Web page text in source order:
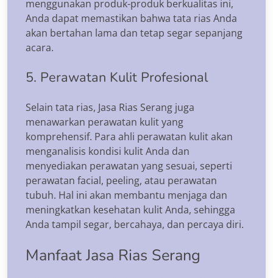
menggunakan produk-produk berkualitas ini,
Anda dapat memastikan bahwa tata rias Anda
akan bertahan lama dan tetap segar sepanjang
acara.
5. Perawatan Kulit Profesional
Selain tata rias, Jasa Rias Serang juga
menawarkan perawatan kulit yang
komprehensif. Para ahli perawatan kulit akan
menganalisis kondisi kulit Anda dan
menyediakan perawatan yang sesuai, seperti
perawatan facial, peeling, atau perawatan
tubuh. Hal ini akan membantu menjaga dan
meningkatkan kesehatan kulit Anda, sehingga
Anda tampil segar, bercahaya, dan percaya diri.
Manfaat Jasa Rias Serang